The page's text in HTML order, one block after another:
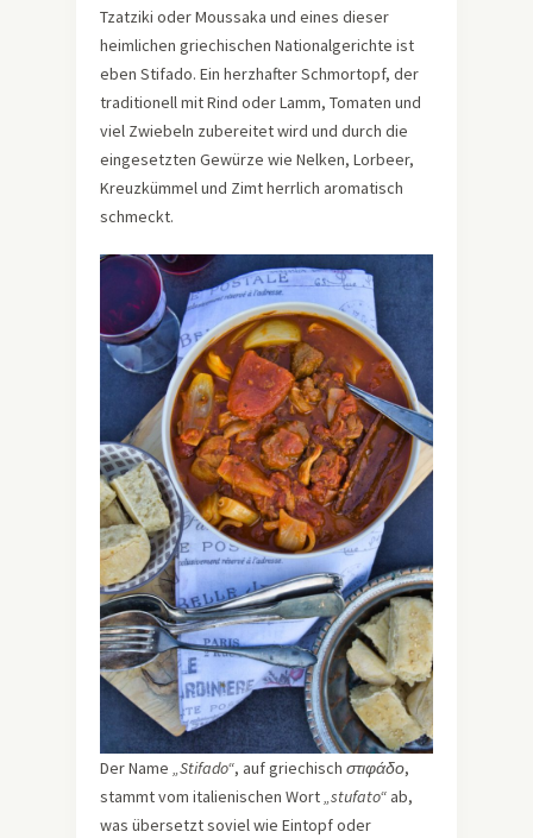
Tzatziki oder Moussaka und eines dieser
heimlichen griechischen Nationalgerichte ist
eben Stifado. Ein herzhafter Schmortopf, der
traditionell mit Rind oder Lamm, Tomaten und
viel Zwiebeln zubereitet wird und durch die
eingesetzten Gewürze wie Nelken, Lorbeer,
Kreuzkümmel und Zimt herrlich aromatisch
schmeckt.
Der Name „Stifado“, auf griechisch στιφάδο,
stammt vom italienischen Wort„stufato“ ab,
was übersetzt soviel wie Eintopf oder